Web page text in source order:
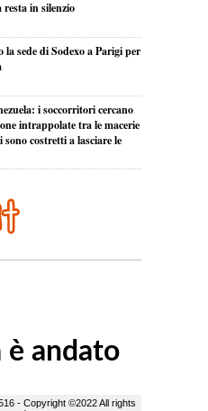
in silenzio
sede di Sodexo a Parigi per
i soccorritori cercano
intrappolate tra le macerie
costretti a lasciare le